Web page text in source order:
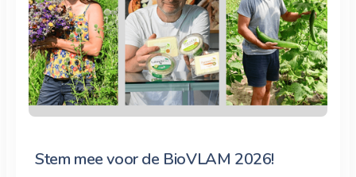
Stem mee voor de BioVLAM 2026!